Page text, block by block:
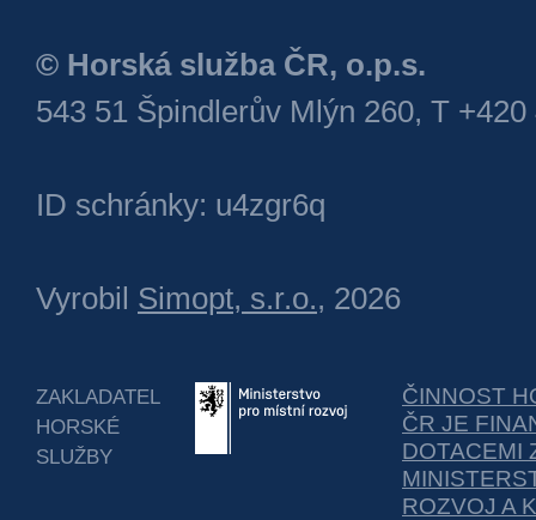
© Horská služba ČR, o.p.s.
543 51 Špindlerův Mlýn 260, T +420
ID schránky: u4zgr6q
Vyrobil Simopt, s.r.o., 2026
ZAKLADATEL
HORSKÉ
SLUŽBY
ČINNOST
ČR JE
DOTACEMI
ROZVOJ A